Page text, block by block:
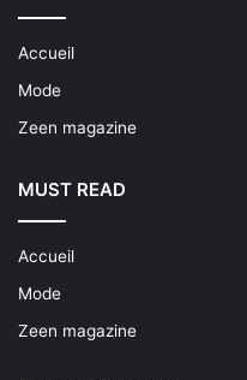
Accueil
Mode
Zeen magazine
MUST READ
Accueil
Mode
Zeen magazine